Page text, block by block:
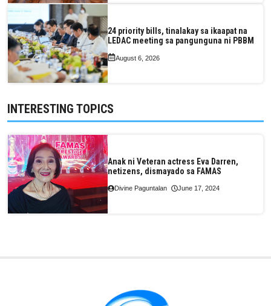
24 priority bills, tinalakay sa ikaapat na
LEDAC meeting sa pangunguna ni PBBM
August 6, 2026
INTERESTING TOPICS
Anak ni Veteran actress Eva Darren,
netizens, dismayado sa FAMAS
Divine Paguntalan June 17, 2024